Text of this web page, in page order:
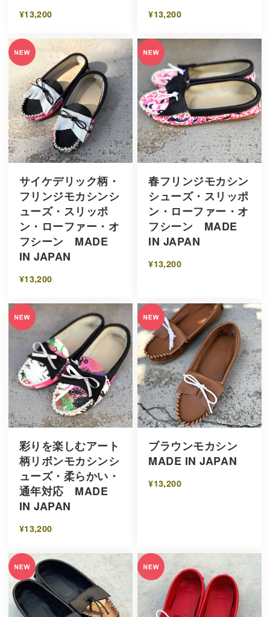
¥13,200 ¥13,200
サイケデリック柄・
フリンジモカシンシ
ューズ・スリッポ
ン・ローファー・オ
フシーン MADE
IN JAPAN
¥13,200
春フリンジモカシン
シューズ・スリッポ
ン・ローファー・オ
フシーン MADE
IN JAPAN
¥13,200
彩りを楽しむアート
柄リボンモカシンシ
ューズ・柔らかい・
通年対応 MADE
IN JAPAN
¥13,200
ブラウンモカシン
MADE IN JAPAN
¥13,200